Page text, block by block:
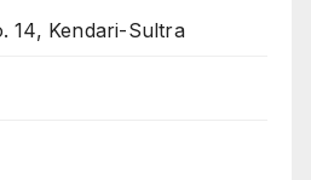
14, Kendari-Sultra